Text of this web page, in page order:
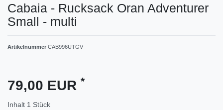
Cabaia - Rucksack Oran Adventurer
Small - multi
Artikelnummer CAB996UTGV
79,00 EUR *
Inhalt 1 Stück